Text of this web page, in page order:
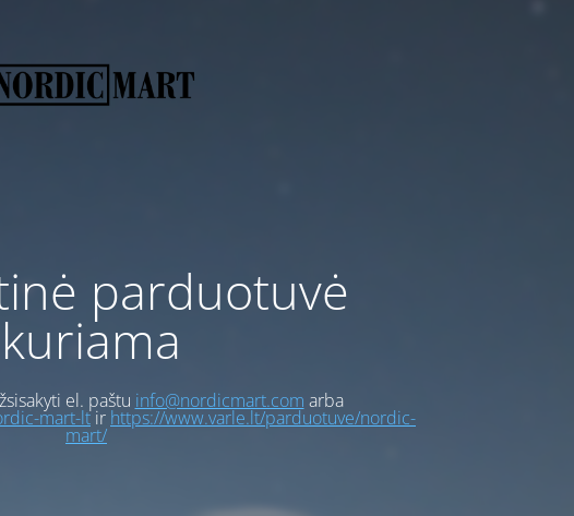
parduotuvė
kuriama
el. paštu info@nordicmart.com arba
mart-ltir https://www.varle.lt/parduotuve/nordic-
mart/